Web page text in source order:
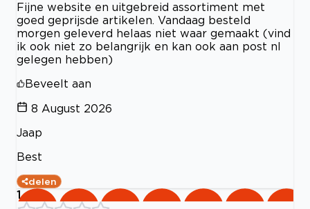
Fijne website en uitgebreid assortiment met
goed geprijsde artikelen. Vandaag besteld
morgen geleverd helaas niet waar gemaakt (vind
ik ook niet zo belangrijk en kan ook aan post nl
gelegen hebben)
Beveelt aan
8 August 2026
Jaap
Best
delen
1